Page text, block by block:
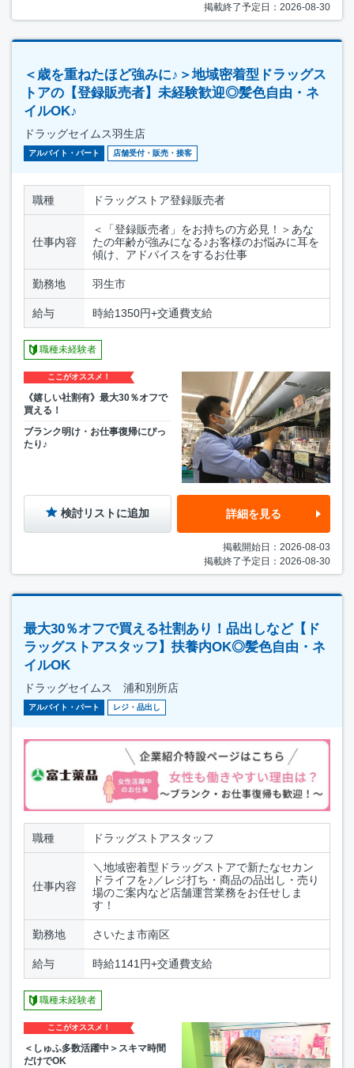
掲載終了予定日：2026-08-30
＜歳を重ねたほど強みに♪＞地域密着型ドラッグス
トアの【登録販売者】未経験歓迎◎髪色自由・ネ
イルOK♪
ドラッグセイムス羽生店
アルバイト・パート 店舗受付・販売・接客
職種 ドラッグストア登録販売者
仕事内容
＜「登録販売者」をお持ちの方必見！＞あな
たの年齢が強みになる♪お客様のお悩みに耳を
傾け、アドバイスをするお仕事
勤務地 羽生市
給与 時給1350円+交通費支給
職種未経験者
ここがオススメ！
《嬉しい社割有》最大30％オフで
買える！
ブランク明け・お仕事復帰にぴっ
たり♪
検討リストに追加 詳細を見る
掲載開始日：2026-08-03
掲載終了予定日：2026-08-30
最大30％オフで買える社割あり！品出しなど【ド
ラッグストアスタッフ】扶養内OK◎髪色自由・ネ
イルOK
ドラッグセイムス 浦和別所店
アルバイト・パート レジ・品出し
職種 ドラッグストアスタッフ
仕事内容
＼地域密着型ドラッグストアで新たなセカン
ドライフを♪／レジ打ち・商品の品出し・売り
場のご案内など店舗運営業務をお任せしま
す！
勤務地 さいたま市南区
給与 時給1141円+交通費支給
職種未経験者
ここがオススメ！
＜しゅふ多数活躍中＞スキマ時間
だけでOK